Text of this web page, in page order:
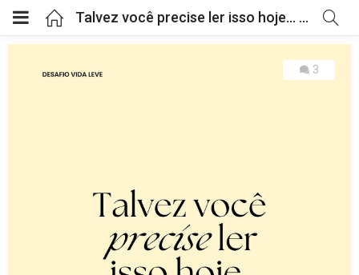
Talvez você precise ler isso hoje… Se você está aqui, é porque sabe que muda
3